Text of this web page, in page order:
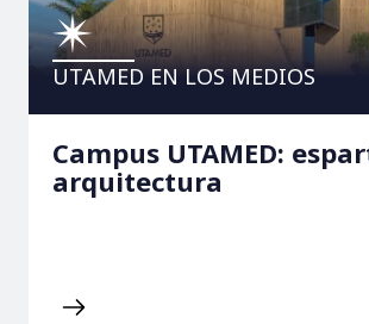
UTAMED EN LOS MEDIOS
Campus UTAMED:
arquitectura